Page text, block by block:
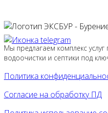
Мы предлагаем комплекс
водоочистки и септики под
Политика
Согласие на обработку ПД